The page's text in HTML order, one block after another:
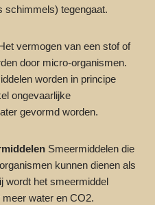
schimmels) tegengaat.
vermogen van een stof of
door micro-organismen.
worden in principe
ongevaarlijke
gevormd worden.
Smeermiddelen die
kunnen dienen als
wordt het smeermiddel
water en CO2.